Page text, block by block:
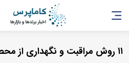
۱۱ روش‌ مراقبت و نگهداری از محصولات چرمی